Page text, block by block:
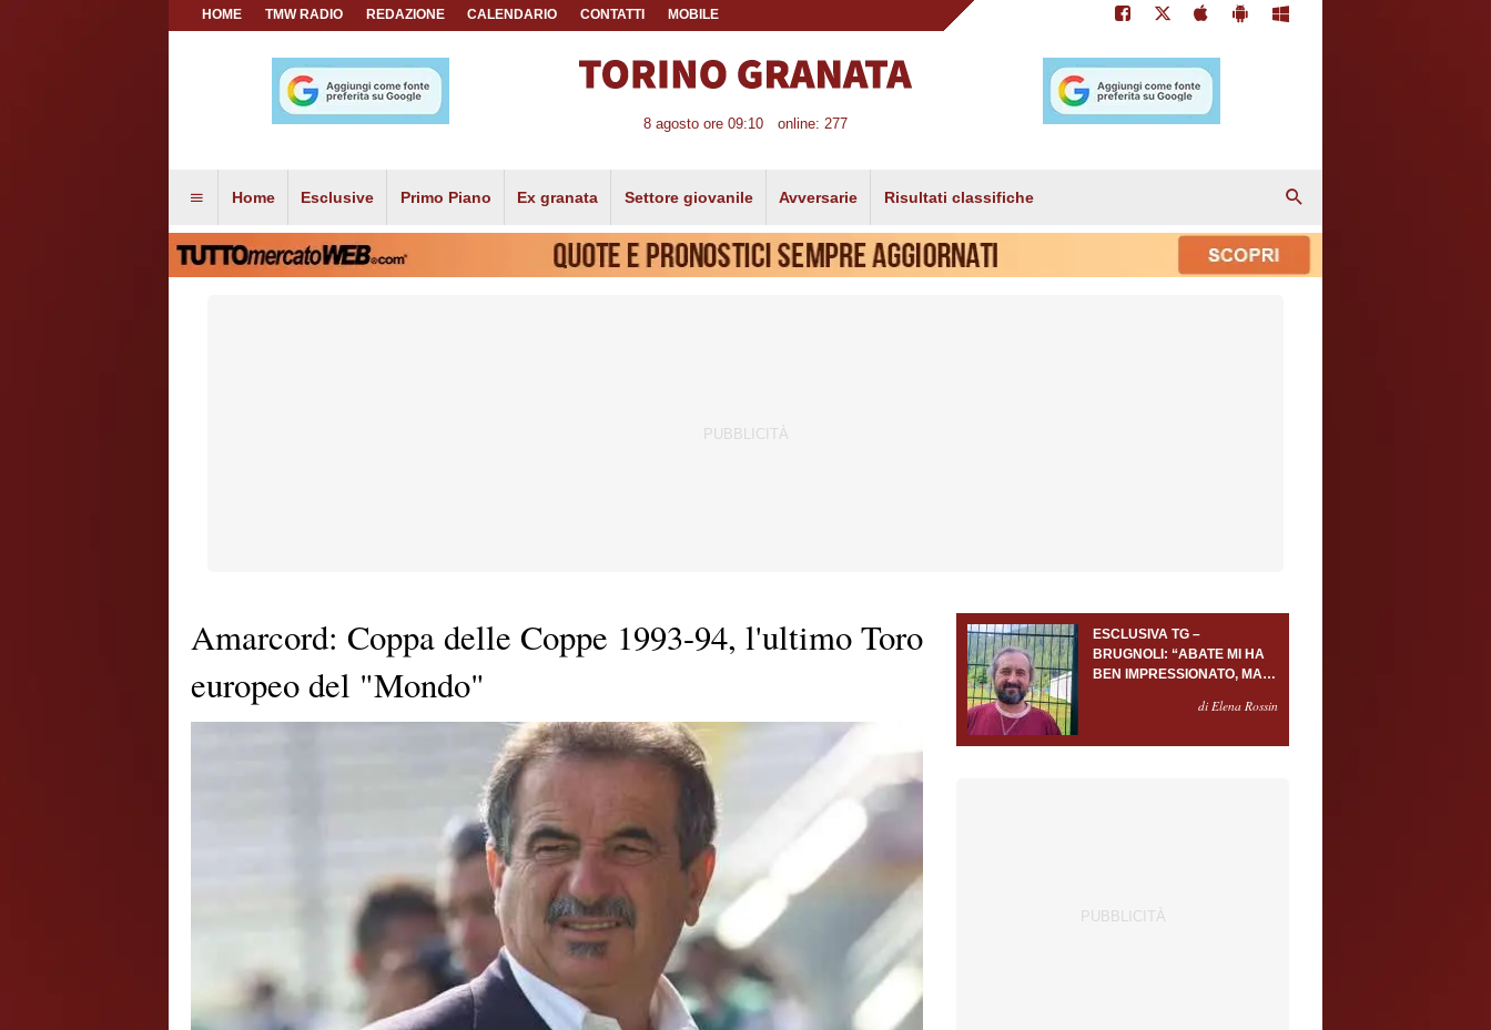
HOME TMW RADIO REDAZIONE CALENDARIO CONTATTI MOBILE
8 agosto ore 09:10 online: 277
Home Esclusive Primo Piano Ex granata Settore giovanile Avversarie Risultati classifiche
Amarcord: Coppa delle Coppe 1993-94, l'ultimo Toro
europeo del "Mondo"
ESCLUSIVA TG –
BRUGNOLI: “ABATE MI HA
BEN IMPRESSIONATO, MA
PORTIERE SERVONOdi Elena Rossin